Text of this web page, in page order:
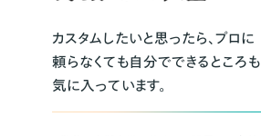
カスタムしたいと思ったら、プロに
頼らなくても自分でできるところも
気に入っています。